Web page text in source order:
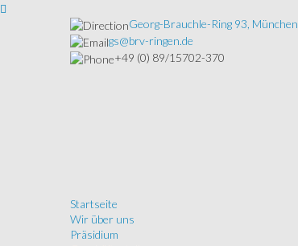
Georg-Brauchle-Ring 93, München
gs@brv-ringen.de
+49 (0) 89/15702-370
Startseite
Wir über uns
Präsidium